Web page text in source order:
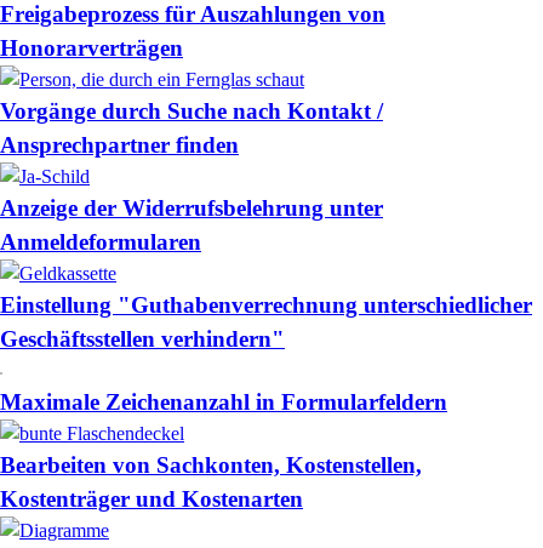
Freigabeprozess für Auszahlungen von
Honorarverträgen
Vorgänge durch Suche nach Kontakt /
Ansprechpartner finden
Anzeige der Widerrufsbelehrung unter
Anmeldeformularen
Einstellung "Guthabenverrechnung unterschiedlicher
Geschäftsstellen verhindern"
Maximale Zeichenanzahl in Formularfeldern
Bearbeiten von Sachkonten, Kostenstellen,
Kostenträger und Kostenarten